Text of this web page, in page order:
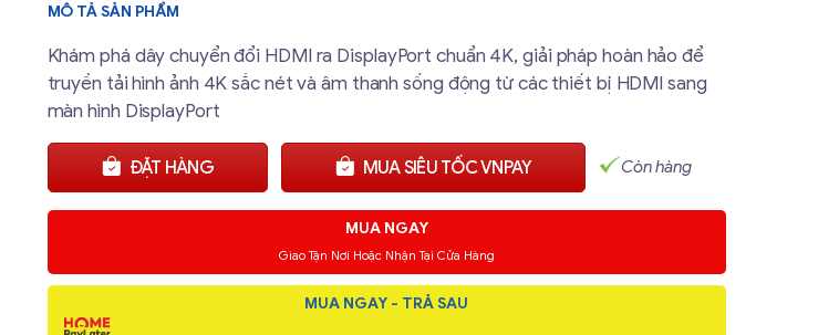
MÔ TẢ SẢN PHẨM
Khám phá dây chuyển đổi HDMI ra DisplayPort chuẩn 4K, giải pháp hoàn hảo để
truyền tải hình ảnh 4K sắc nét và âm thanh sống động từ các thiết bị HDMI sang
màn hình DisplayPort
ĐẶT HÀNG MUA SIÊU TỐC VNPAY Còn hàng
MUA NGAY
Giao Tận Nơi Hoặc Nhận Tại Cửa Hàng
MUA NGAY - TRẢ SAU